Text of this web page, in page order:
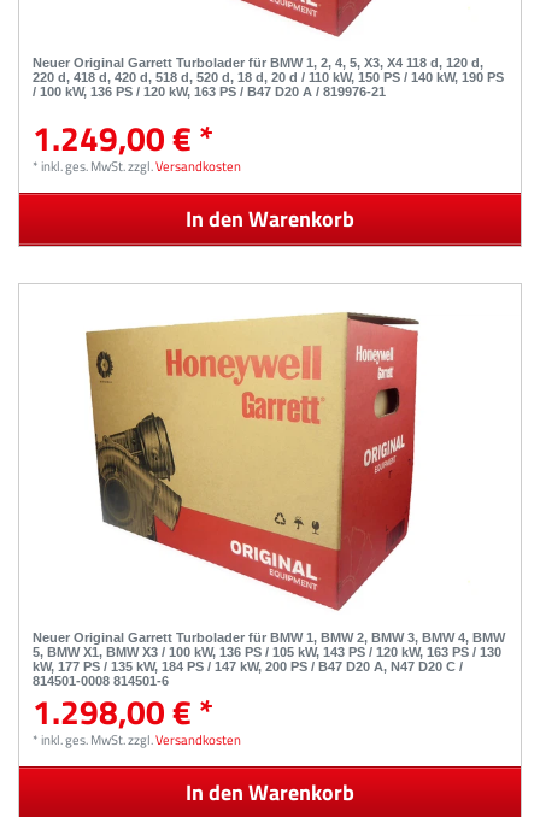
Neuer Original Garrett Turbolader für BMW 1, 2, 4, 5, X3, X4 118 d, 120 d,
220 d, 418 d, 420 d, 518 d, 520 d, 18 d, 20 d / 110 kW, 150 PS / 140 kW, 190 PS
/ 100 kW, 136 PS / 120 kW, 163 PS / B47 D20 A / 819976-21
1.249,00 € *
*inkl. ges. MwSt.zzgl.Versandkosten
In den Warenkorb
Neuer Original Garrett Turbolader für BMW 1, BMW 2, BMW 3, BMW 4, BMW
5, BMW X1, BMW X3 / 100 kW, 136 PS / 105 kW, 143 PS / 120 kW, 163 PS / 130
kW, 177 PS / 135 kW, 184 PS / 147 kW, 200 PS / B47 D20 A, N47 D20 C /
814501-0008 814501-6
1.298,00 € *
*inkl. ges. MwSt.zzgl.Versandkosten
In den Warenkorb